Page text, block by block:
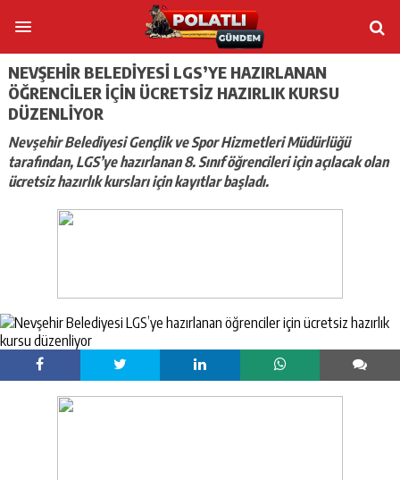
NEVŞEHIR BELEDIYESI LGS’YE HAZIRLANAN
ÖĞRENCILER IÇIN ÜCRETSIZ HAZIRLIK KURSU
DÜZENLIYOR
Nevşehir Belediyesi Gençlik ve Spor Hizmetleri Müdürlüğü
tarafından, LGS’ye hazırlanan 8. Sınıf öğrencileri için açılacak olan
ücretsiz hazırlık kursları için kayıtlar başladı.